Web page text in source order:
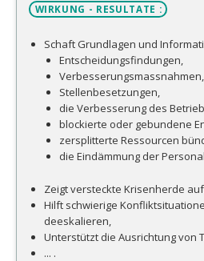
WIRKUNG - RESULTATE :
Schaft Grundlagen und
Entscheidungsfindungen,
Verbesserungsmassnahmen,
Stellenbesetzungen,
die Verbesserung des
blockierte oder gebundene
zersplitterte Ressourcen
die Eindämmung der
Zeigt versteckte Krisenherde
Hilft schwierige
deeskalieren,
Unterstützt die Ausrichtung von
... .